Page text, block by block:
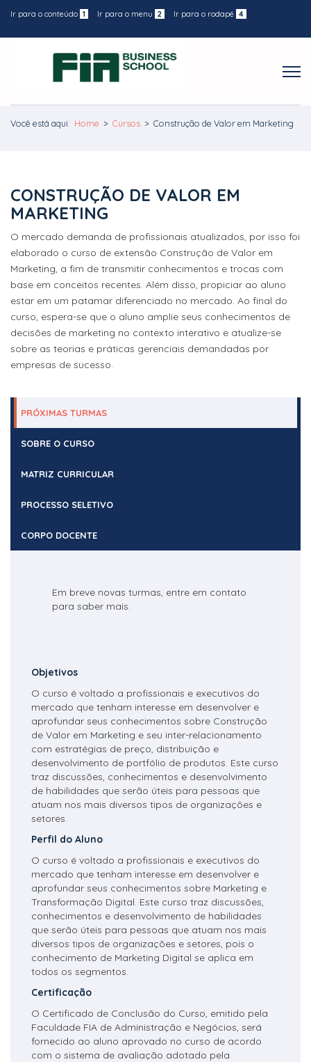
Ir para o conteúdo 1 Ir para o menu 2 Ir para o rodapé 4
Você está aqui: Home > Cursos > Construção de Valor em Marketing
CONSTRUÇÃO DE VALOR EM
MARKETING
O mercado demanda de profissionais atualizados, por isso foi
elaborado o curso de extensão Construção de Valor em
Marketing, a fim de transmitir conhecimentos e trocas com
base em conceitos recentes. Além disso, propiciar ao aluno
estar em um patamar diferenciado no mercado. Ao final do
curso, espera-se que o aluno amplie seus conhecimentos de
decisões de marketing no contexto interativo e atualize-se
sobre as teorias e práticas gerenciais demandadas por
empresas de sucesso.
PRÓXIMAS TURMAS
SOBRE O CURSO
MATRIZ CURRICULAR
PROCESSO SELETIVO
CORPO DOCENTE
Em breve novas turmas, entre em contato
para saber mais.
Objetivos
O curso é voltado a profissionais e executivos do
mercado que tenham interesse em desenvolver e
aprofundar seus conhecimentos sobre Construção
de Valor em Marketing e seu inter-relacionamento
com estratégias de preço, distribuição e
desenvolvimento de portfólio de produtos. Este curso
traz discussões, conhecimentos e desenvolvimento
de habilidades que serão úteis para pessoas que
atuam nos mais diversos tipos de organizações e
setores.
Perfil do Aluno
O curso é voltado a profissionais e executivos do
mercado que tenham interesse em desenvolver e
aprofundar seus conhecimentos sobre Marketing e
Transformação Digital. Este curso traz discussões,
conhecimentos e desenvolvimento de habilidades
que serão úteis para pessoas que atuam nos mais
diversos tipos de organizações e setores, pois o
conhecimento de Marketing Digital se aplica em
todos os segmentos.
Certificação
O Certificado de Conclusão do Curso, emitido pela
Faculdade FIA de Administração e Negócios, será
fornecido ao aluno aprovado no curso de acordo
com o sistema de avaliação adotado pela